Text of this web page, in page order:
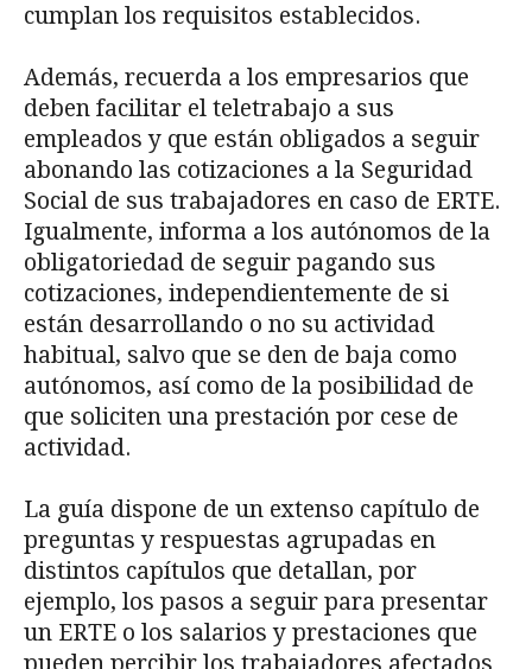
cumplan los requisitos establecidos.
Además, recuerda a los empresarios que
deben facilitar el teletrabajo a sus
empleados y que están obligados a seguir
abonando las cotizaciones a la Seguridad
Social de sus trabajadores en caso de ERTE.
Igualmente, informa a los autónomos de la
obligatoriedad de seguir pagando sus
cotizaciones, independientemente de si
están desarrollando o no su actividad
habitual, salvo que se den de baja como
autónomos, así como de la posibilidad de
que soliciten una prestación por cese de
actividad.
La guía dispone de un extenso capítulo de
preguntas y respuestas agrupadas en
distintos capítulos que detallan, por
ejemplo, los pasos a seguir para presentar
un ERTE o los salarios y prestaciones que
pueden percibir los trabajadores afectados